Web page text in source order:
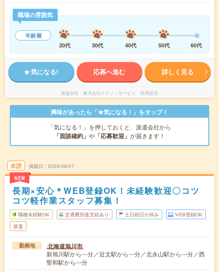
職場の雰囲気
年齢層
20代
30代 40代 50代 60代
気になる! 応募へ進む 詳しく見る
派遣会社 株式会社テクノ・サービス 採用担当
興味があったら「★気になる！」をタップ！
「気になる！」を押しておくと、派遣会社から
「面談確約」 や 「応募歓迎」 が届きます！
未読
NEW
掲載日 2026/08/07
長期×安心＊WEB登録OK！未経験歓迎〇コツ
コツ軽作業スタッフ募集！
職種未経験OK 交通費別途支給あり 土日祝日が休み WEB登録OK
派遣
勤務地 北海道旭川市
新旭川駅から---分／近文駅から---分／北永山駅から---分／西
聖和駅から---分